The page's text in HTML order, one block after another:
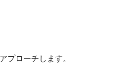
プローチします。